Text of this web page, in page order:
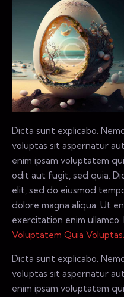
Dicta sunt explicabo.
voluptas sit aspernatur
enim ipsam voluptatem
odit aut fugit, sed quia.
elit, sed do eiusmod
dolore magna aliqua. Ut
exercitation enim ullamco.
Voluptatem Quia Voluptas.
Dicta sunt explicabo.
voluptas sit aspernatur
enim ipsam voluptatem